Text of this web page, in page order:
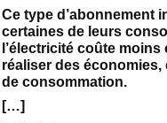
Ce type d’abonnement
certaines de leurs
l’électricité coûte
réaliser des
de consommation.
[…]